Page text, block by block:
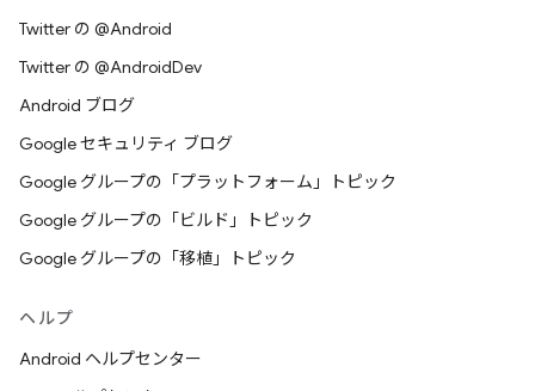
Twitter の @Android
Twitter の @AndroidDev
Android ブログ
Google セキュリティ ブログ
Google グループの「プラットフォーム」トピック
Google グループの「ビルド」トピック
Google グループの「移植」トピック
ヘルプ
Android ヘルプセンター